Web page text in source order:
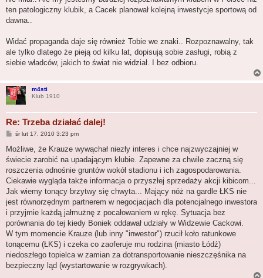
ten patologiczny klubik, a Cacek planował kolejną inwestycje sportową od
dawna..
Widać propaganda daje się również Tobie we znaki.. Rozpoznawalny, tak
ale tylko dlatego że pieją od kilku lat, dopisują sobie zasługi, robią z
siebie władców, jakich to świat nie widział. I bez odbioru.
m4sti
Klub 1910
Re: Trzeba działać dalej!
P
s
śr lut 17, 2010 3:23 pm
Możliwe, że Krauze wywąchał niezły interes i chce najzwyczajniej w
świecie zarobić na upadającym klubie. Zapewne za chwile zaczną się
roszczenia odnośnie gruntów wokół stadionu i ich zagospodarowania.
Ciekawie wygląda także informacja o przyszłej sprzedaży akcji kibicom...
Jak wiemy tonący brzytwy się chwyta... Mający nóż na gardle ŁKS nie
jest równorzędnym partnerem w negocjacjach dla potencjalnego inwestora
i przyjmie każdą jałmużnę z pocałowaniem w rękę. Sytuacja bez
porównania do tej kiedy Boniek oddawał udziały w Widzewie Cackowi.
W tym momencie Krauze (lub inny "inwestor") rzucił koło ratunkowe
tonącemu (ŁKS) i czeka co zaoferuje mu rodzina (miasto Łódź)
niedoszłego topielca w zamian za dotransportowanie nieszczęśnika na
bezpieczny ląd (wystartowanie w rozgrywkach).